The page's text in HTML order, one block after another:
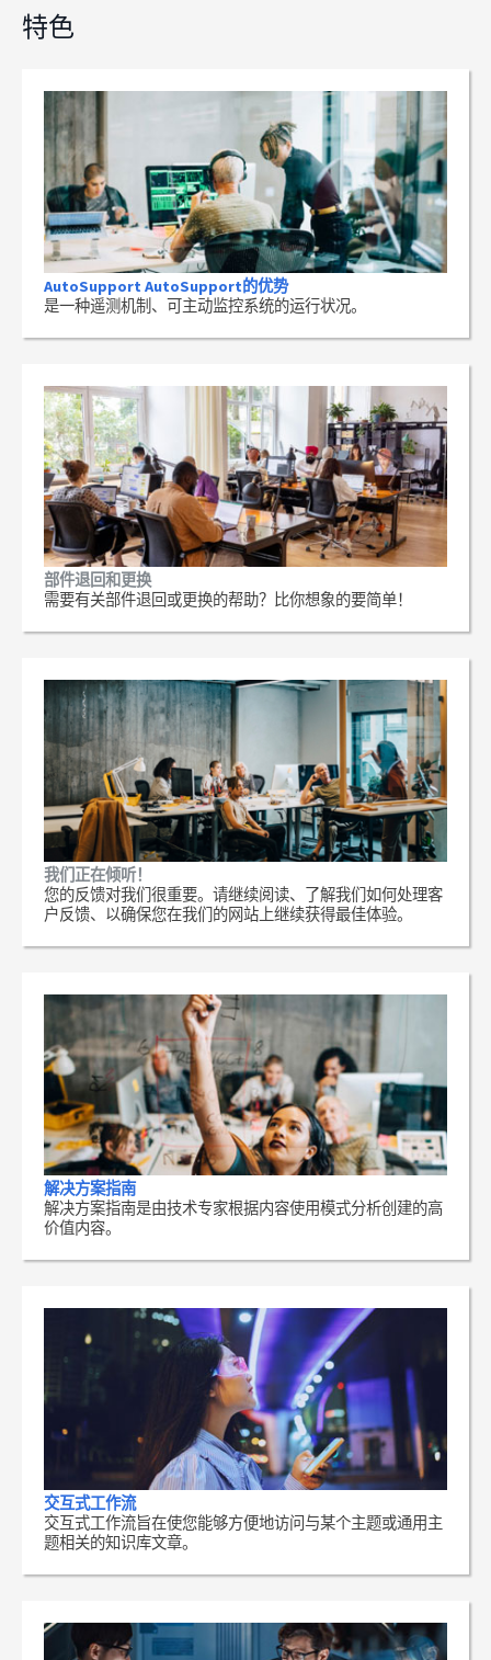
特色
AutoSupport AutoSupport的优势
是一种遥测机制、可主动监控系统的运行状况。
部件退回和更换
需要有关部件退回或更换的帮助？比你想象的要简单！
我们正在倾听！
您的反馈对我们很重要。请继续阅读、了解我们如何处理客
户反馈、以确保您在我们的网站上继续获得最佳体验。
解决方案指南
解决方案指南是由技术专家根据内容使用模式分析创建的高
价值内容。
交互式工作流
交互式工作流旨在使您能够方便地访问与某个主题或通用主
题相关的知识库文章。